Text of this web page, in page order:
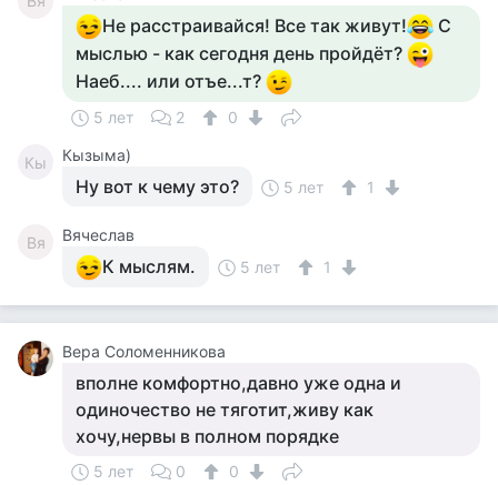
Не расстраивайся! Все так живут!
С
мыслью - как сегодня день пройдёт?
Наеб.... или отъе...т?
5 лет 2 0
Кы Кызыма)
Ну вот к чему это? 5 лет 1
Вя Вячеслав
К мыслям. 5 лет 1
Вера Соломенникова
вполне комфортно,давно уже одна и
одиночество не тяготит,живу как
хочу,нервы в полном порядке
5 лет 0 0